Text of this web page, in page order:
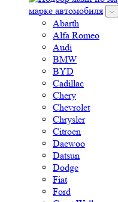
Abarth
Alfa Romeo
Audi
BMW
BYD
Cadillac
Chery
Chevrolet
Chrysler
Citroen
Daewoo
Datsun
Dodge
Fiat
Ford
Great Wall
Honda